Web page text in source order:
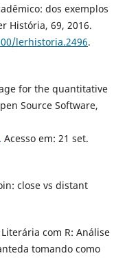
dos exemplos
História, 69, 2016.
lerhistoria.2496.
for the quantitative
Source Software,
Acesso em: 21 set.
close vs distant
Literária com R: Análise
tomando como